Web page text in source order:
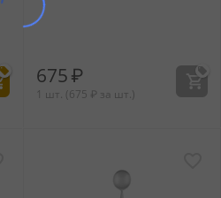
675₽
1 шт. (675 ₽ за шт.)